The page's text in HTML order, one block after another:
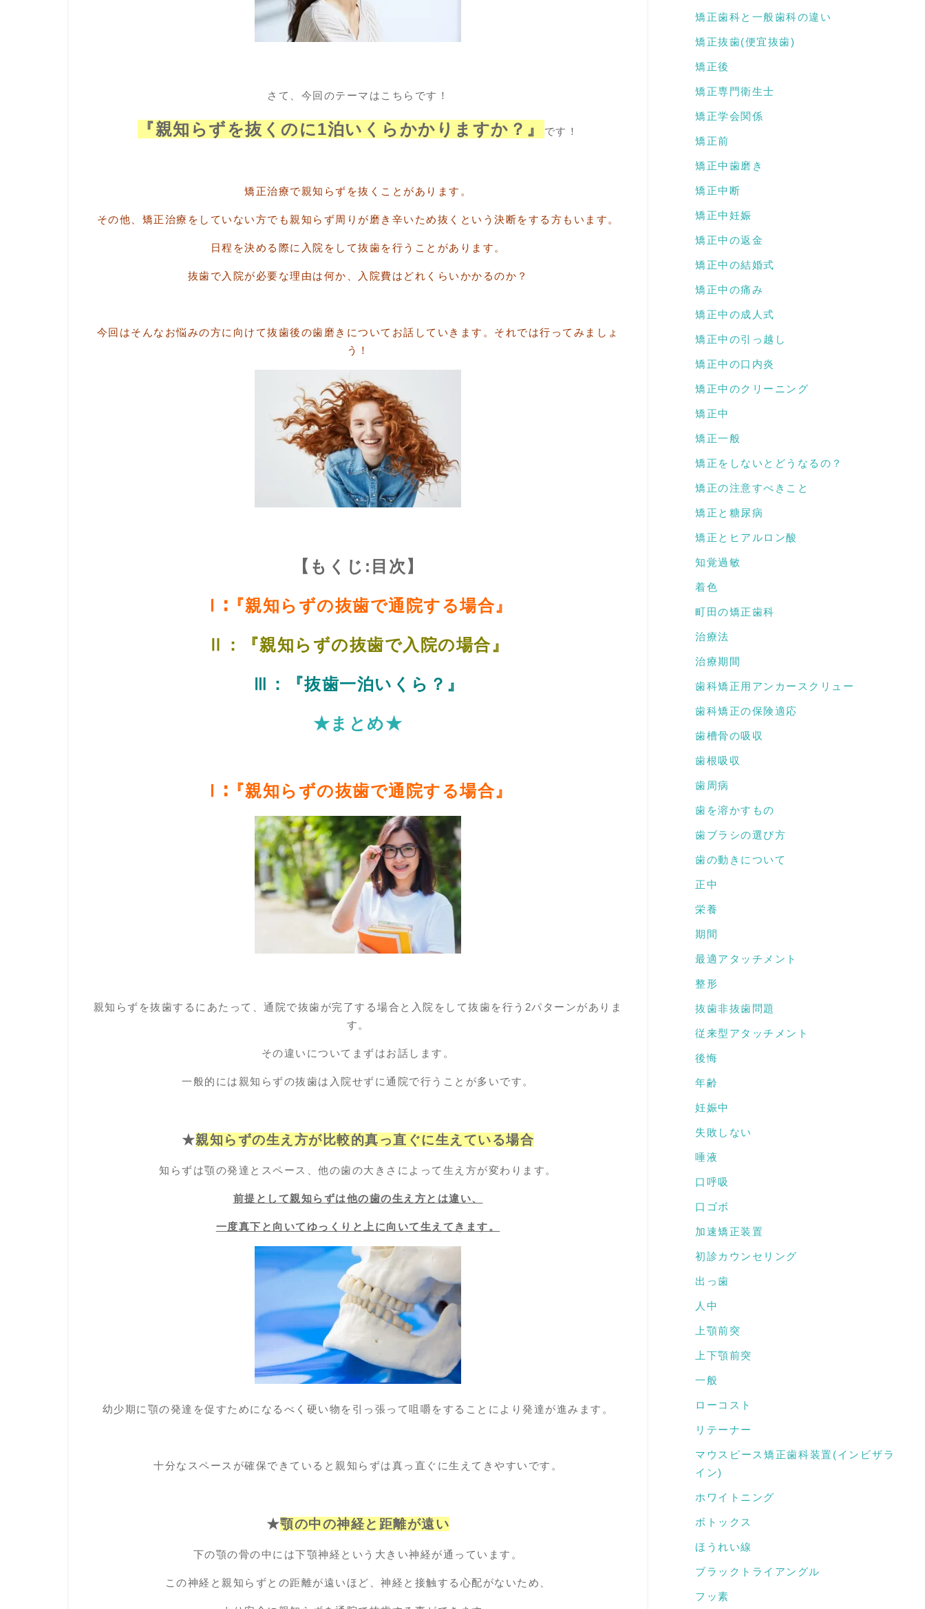
さて、今回のテーマはこちらです！
『親知らずを抜くのに1泊いくらかかりますか？』 です！
矯正治療で親知らずを抜くことがあります。
その他、矯正治療をしていない方でも親知らず周りが磨き辛いため抜くという決断をする方もいます。
日程を決める際に入院をして抜歯を行うことがあります。
抜歯で入院が必要な理由は何か、入院費はどれくらいかかるのか？
今回はそんなお悩みの方に向けて抜歯後の歯磨きについてお話していきます。それでは行ってみましょ
う！
【もくじ:目次】
Ⅰ∶『親知らずの抜歯で通院する場合』
Ⅱ：『親知らずの抜歯で入院の場合』
Ⅲ：『抜歯一泊いくら？』
★まとめ★
Ⅰ∶『親知らずの抜歯で通院する場合』
親知らずを抜歯するにあたって、通院で抜歯が完了する場合と入院をして抜歯を行う2パターンがありま
す。
その違いについてまずはお話します。
一般的には親知らずの抜歯は入院せずに通院で行うことが多いです。
★親知らずの生え方が比較的真っ直ぐに生えている場合
知らずは顎の発達とスペース、他の歯の大きさによって生え方が変わります。
前提として親知らずは他の歯の生え方とは違い、
一度真下と向いてゆっくりと上に向いて生えてきます。
幼少期に顎の発達を促すためになるべく硬い物を引っ張って咀嚼をすることにより発達が進みます。
十分なスペースが確保できていると親知らずは真っ直ぐに生えてきやすいです。
★顎の中の神経と距離が遠い
下の顎の骨の中には下顎神経という大きい神経が通っています。
この神経と親知らずとの距離が遠いほど、神経と接触する心配がないため、
矯正歯科と一般歯科の違い
矯正抜歯(便宜抜歯)
矯正後
矯正専門衛生士
矯正学会関係
矯正前
矯正中歯磨き
矯正中断
矯正中妊娠
矯正中の返金
矯正中の結婚式
矯正中の痛み
矯正中の成人式
矯正中の引っ越し
矯正中の口内炎
矯正中のクリーニング
矯正中
矯正一般
矯正をしないとどうなるの？
矯正の注意すべきこと
矯正と糖尿病
矯正とヒアルロン酸
知覚過敏
着色
町田の矯正歯科
治療法
治療期間
歯科矯正用アンカースクリュー
歯科矯正の保険適応
歯槽骨の吸収
歯根吸収
歯周病
歯を溶かすもの
歯ブラシの選び方
歯の動きについて
正中
栄養
期間
最適アタッチメント
整形
抜歯非抜歯問題
従来型アタッチメント
後悔
年齢
妊娠中
失敗しない
唾液
口呼吸
口ゴボ
加速矯正装置
初診カウンセリング
出っ歯
人中
上顎前突
上下顎前突
一般
ローコスト
リテーナー
マウスピース矯正歯科装置(インビザラ
イン)
ホワイトニング
ボトックス
ほうれい線
ブラックトライアングル
フッ素